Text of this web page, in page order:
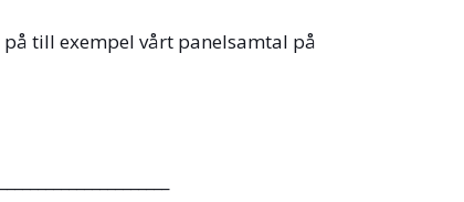
till exempel vårt panelsamtal på